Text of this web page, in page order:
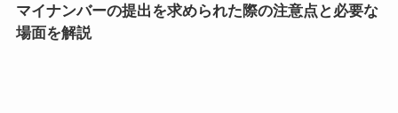
マイナンバーの提出を求められた際の注意点と必要な
場面を解説